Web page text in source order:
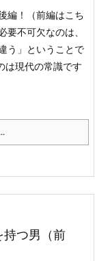
編！（前編はこち
要不可欠なのは、
う」ということで
は現代の常識です
持つ男（前